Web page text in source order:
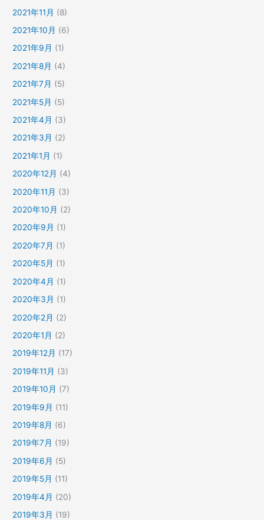
2021年11月 (8)
2021年10月 (6)
2021年9月 (1)
2021年8月 (4)
2021年7月 (5)
2021年5月 (5)
2021年4月 (3)
2021年3月 (2)
2021年1月 (1)
2020年12月 (4)
2020年11月 (3)
2020年10月 (2)
2020年9月 (1)
2020年7月 (1)
2020年5月 (1)
2020年4月 (1)
2020年3月 (1)
2020年2月 (2)
2020年1月 (2)
2019年12月 (17)
2019年11月 (3)
2019年10月 (7)
2019年9月 (11)
2019年8月 (6)
2019年7月 (19)
2019年6月 (5)
2019年5月 (11)
2019年4月 (20)
2019年3月 (19)